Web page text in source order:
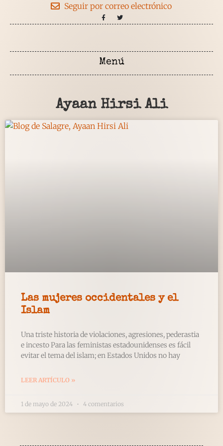
Seguir por correo electrónico
Ayaan Hirsi Ali
Las mujeres occidentales y el
Islam
Una triste historia de violaciones, agresiones, pederastia
e incesto Para las feministas estadounidenses es fácil
evitar el tema del islam; en Estados Unidos no hay
LEER ARTÍCULO »
1 de mayo de 2024 4 comentarios